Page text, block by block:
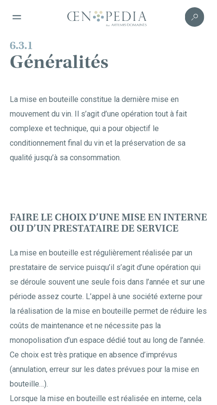
6.3.1
Généralités
La mise en bouteille constitue la dernière mise en
mouvement du vin. Il s’agit d’une opération tout à fait
complexe et technique, qui a pour objectif le
conditionnement final du vin et la préservation de sa
qualité jusqu’à sa consommation.
FAIRE LE CHOIX D’UNE MISE EN INTERNE
OU D’UN PRESTATAIRE DE SERVICE
La mise en bouteille est régulièrement réalisée par un
prestataire de service puisqu’il s’agit d’une opération qui
se déroule souvent une seule fois dans l’année et sur une
période assez courte. L’appel à une société externe pour
la réalisation de la mise en bouteille permet de réduire les
coûts de maintenance et ne nécessite pas la
monopolisation d’un espace dédié tout au long de l’année.
Ce choix est très pratique en absence d’imprévus
(annulation, erreur sur les dates prévues pour la mise en
bouteille…).
Lorsque la mise en bouteille est réalisée en interne, cela